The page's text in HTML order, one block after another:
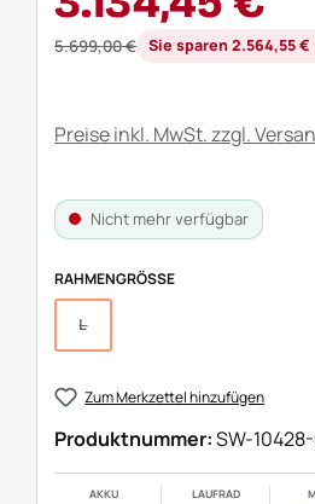
Regulärer Preis:
5.699,00 € Sie sparen 2.564,55 €
Preise inkl. MwSt. zzgl.
Nicht mehr verfügbar
RAHMENGRÖSSE AUSWÄHLEN
L
Zum Merkzettel hinzufügen
Produktnummer:SW-
AKKU LAUFRAD